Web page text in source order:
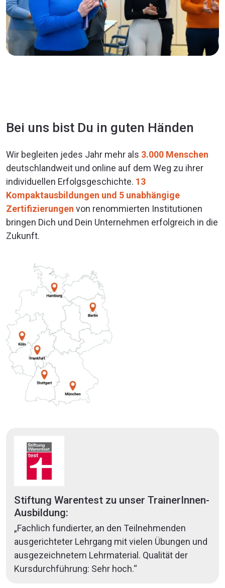
Bei uns bist Du in guten Händen
Wir begleiten jedes Jahr mehr als 3.000 Menschen
deutschlandweit und online auf dem Weg zu ihrer
individuellen Erfolgsgeschichte. 13
Kompaktausbildungen und 5 unabhängige
Zertifizierungen von renommierten Institutionen
bringen Dich und Dein Unternehmen erfolgreich in die
Zukunft.
Stiftung Warentest zu unser TrainerInnen-
Ausbildung:
„Fachlich fundierter, an den Teilnehmenden
ausgerichteter Lehrgang mit vielen Übungen und
ausgezeichnetem Lehrmaterial. Qualität der
Kursdurchführung: Sehr hoch.“